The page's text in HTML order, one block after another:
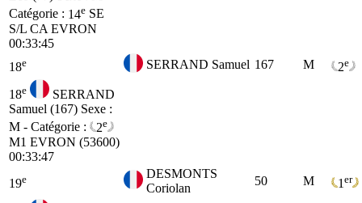
Catégorie : 14e SE
S/L CA EVRON
00:33:45
18e SERRAND Samuel 167 M 2e
18e
SERRAND
Samuel (167) Sexe :
M - Catégorie :
2e
M1 EVRON (53600)
00:33:47
19e
DESMONTS
Coriolan
50 M 1 er